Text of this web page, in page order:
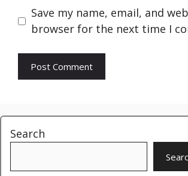
Save my name, email, and
browser for the next time I
Search